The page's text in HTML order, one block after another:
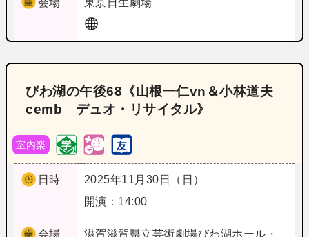
びわ湖の午後68《山根一仁vn＆小林道夫
cemb デュオ・リサイタル》
室内楽
日時
2025年11月30日（日）
開演：14:00
会場 滋賀滋賀県立芸術劇場びわ湖ホール・